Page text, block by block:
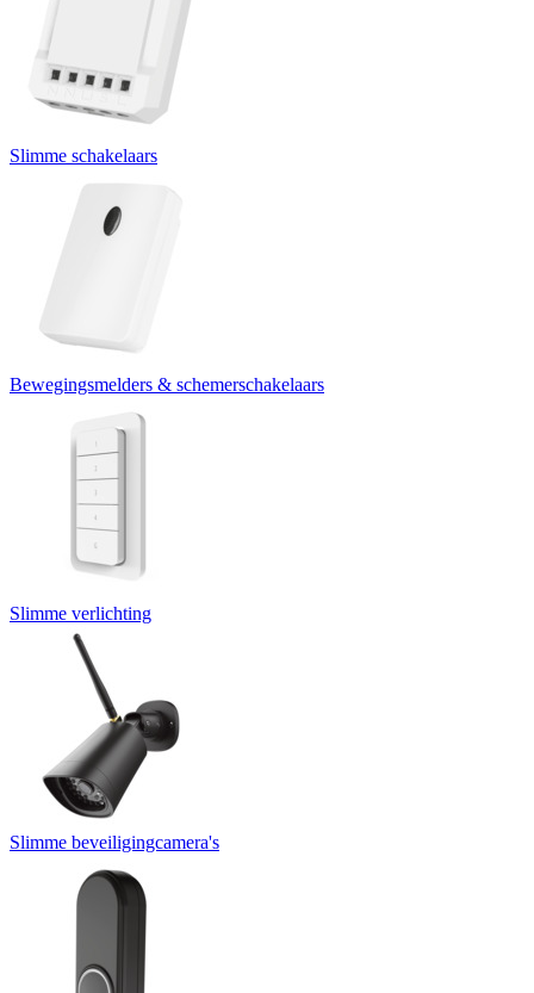
Slimme schakelaars
Bewegingsmelders & schemerschakelaars
Slimme verlichting
Slimme beveiligingcamera's